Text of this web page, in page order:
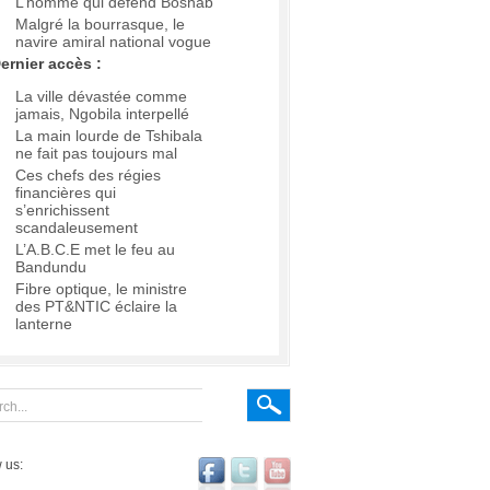
Malgré la bourrasque, le
navire amiral national vogue
accès :
La ville dévastée comme
jamais, Ngobila interpellé
La main lourde de Tshibala
ne fait pas toujours mal
Ces chefs des régies
financières qui
s’enrichissent
scandaleusement
L’A.B.C.E met le feu au
Bandundu
Fibre optique, le ministre
des PT&NTIC éclaire la
lanterne
us: